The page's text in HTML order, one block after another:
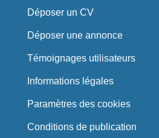
Déposer un CV
Déposer une annonce
Témoignages utilisateurs
Informations légales
Paramètres des cookies
Conditions de publication